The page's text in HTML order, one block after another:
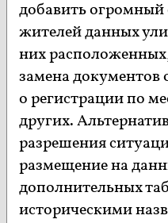
добавить
жителей данных
них
замена документов
о регистрации по
других.
разрешения
размещение на
дополнительных
историческими